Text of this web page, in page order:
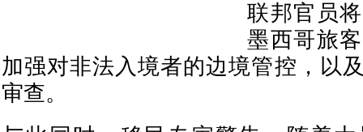
联邦官员
墨西哥旅
加强对非法入境者的边境管控，以
审查。